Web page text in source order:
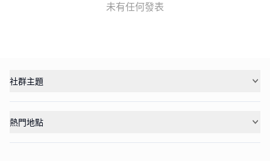
未有任何發表
社群主題
熱門地點